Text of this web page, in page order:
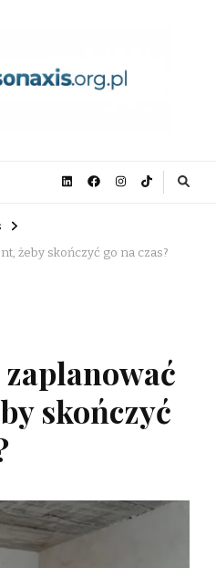
żeby skończyć go na czas?
skończyć